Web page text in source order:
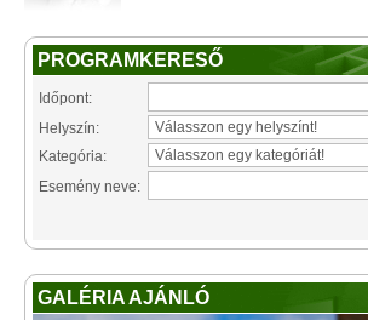
PROGRAMKERESŐ
Időpont:
Helyszín:
Kategória:
Esemény neve:
GALÉRIA AJÁNLÓ